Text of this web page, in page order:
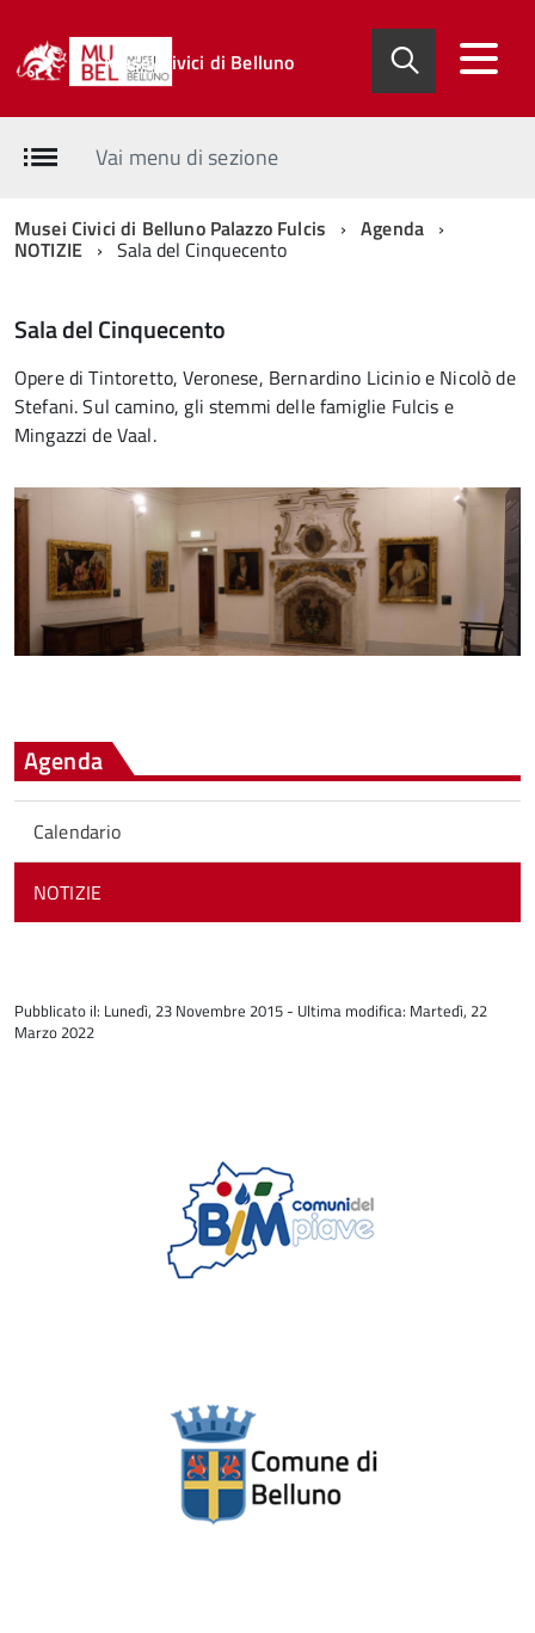
Musei Civici di Belluno
Vai menu di sezione
Musei Civici di Belluno Palazzo Fulcis Agenda
NOTIZIE Sala del Cinquecento
Sala del Cinquecento
Opere di Tintoretto, Veronese, Bernardino Licinio e Nicolò de
Stefani. Sul camino, gli stemmi delle famiglie Fulcis e
Mingazzi de Vaal.
Agenda
Calendario
NOTIZIE
del
contenuto
Pubblicato il: Lunedì, 23 Novembre 2015 - Ultima modifica: Martedì, 22
Marzo 2022